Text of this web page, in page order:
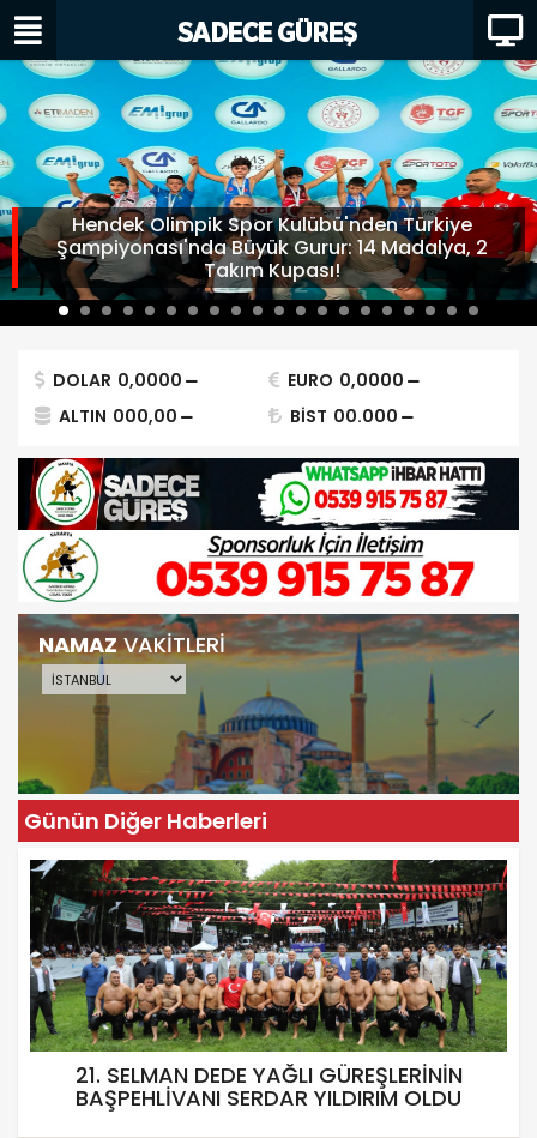
Hendek Olimpik Spor Kulübü'nden Türkiye
Şampiyonası'nda Büyük Gurur: 14 Madalya, 2
Takım Kupası!
DOLAR 0,0000 EURO 0,0000
ALTIN 000,00 BİST 00.000
NAMAZVAKİTLERİ
Günün Diğer Haberleri
21. SELMAN DEDE YAĞLI GÜREŞLERİNİN
BAŞPEHLİVANI SERDAR YILDIRIM OLDU